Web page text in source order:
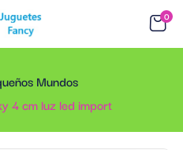
0
Mundos
4 cm luz led import